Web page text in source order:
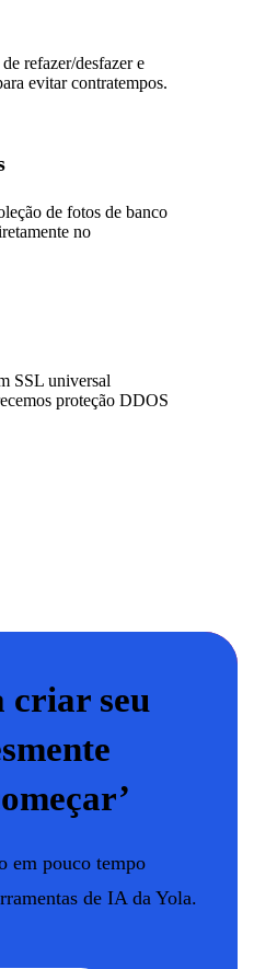
refazer/desfazer e
evitar contratempos.
de fotos de banco
no
SSL universal
proteção DDOS
criar seu
em pouco tempo
de IA da Yola.